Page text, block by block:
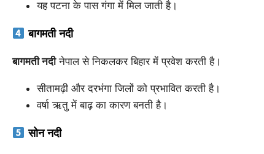
यह पटना के पास गंगा में मिल जाती है।
बागमती नदी
बागमती नदीनेपाल से निकलकर बिहार में प्रवेश करती है।
सीतामढ़ी और दरभंगा जिलों को प्रभावित करती है।
वर्षा ऋतु में बाढ़ का कारण बनती है।
सोन नदी